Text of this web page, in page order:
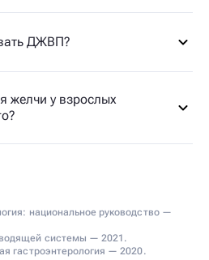
ДЖВП?
желчи у взрослых
национальное руководство —
системы — 2021.
гастроэнтерология — 2020.